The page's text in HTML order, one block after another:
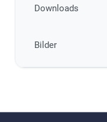
Downloads
Bilder